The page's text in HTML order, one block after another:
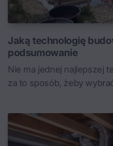
Jaką technologię
podsumowanie
Nie ma jednej najlepszej
za to sposób, żeby